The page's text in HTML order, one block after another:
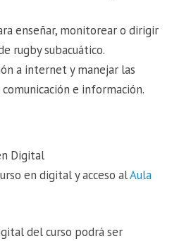
enseñar, monitorear o dirigir
rugby subacuático.
a internet y manejar las
e información.
Digital
en digital y acceso alAula
del curso podrá ser